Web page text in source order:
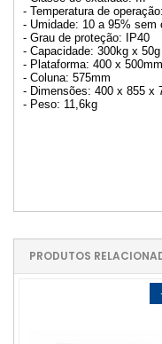
- Temperatura de
- Umidade: 10 a 95% sem
- Grau de proteção: IP40
- Capacidade: 300kg x 50g
- Plataforma: 400 x 500mm
- Coluna: 575mm
- Dimensões: 400 x 855 x
- Peso: 11,6kg
PRODUTOS